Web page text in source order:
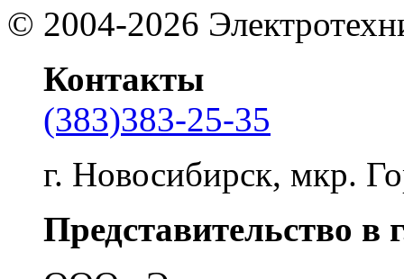
© 2004-2026
Контакты
(383)383-25-35
г. Новосибирск, мкр.
Представительство в